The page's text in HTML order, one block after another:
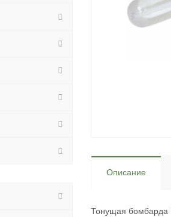
Описание
Тонущая бомбарда